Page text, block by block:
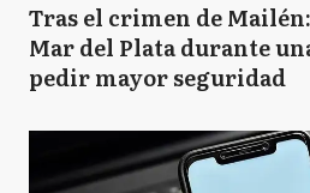
Tras el crimen de
Mar del Plata durante
pedir mayor seguridad